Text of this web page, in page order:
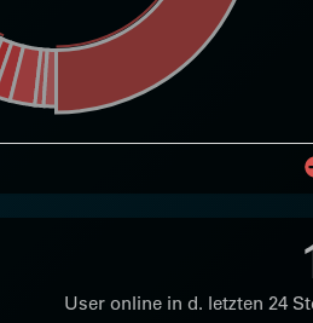
User online in d. letzten 24